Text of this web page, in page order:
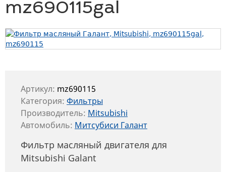
mz690115gal
Артикул: mz690115
Категория: Фильтры
Производитель: Mitsubishi
Автомобиль: Митсубиси Галант
Фильтр масляный двигателя для
Mitsubishi Galant